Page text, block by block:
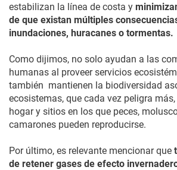
estabilizan la línea de costa y
de que existan múltiples
inundaciones, huracanes o tormentas.
Como dijimos, no solo ayudan a las
humanas al proveer servicios
también mantienen la biodiversidad
ecosistemas, que cada vez peligra
hogar y sitios en los que peces,
camarones pueden reproducirse.
Por último, es relevante mencionar que
de retener gases de efecto